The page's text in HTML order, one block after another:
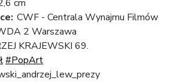
cm
CWF - Centrala Wynajmu Filmów
2 Warszawa
KRAJEWSKI 69.
#PopArt